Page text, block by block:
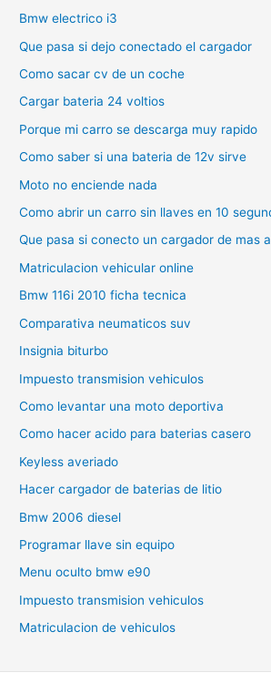
Bmw electrico i3
Que pasa si dejo conectado el cargador
Como sacar cv de un coche
Cargar bateria 24 voltios
Porque mi carro se descarga muy rapido
Como saber si una bateria de 12v sirve
Moto no enciende nada
Como abrir un carro sin llaves en 10
Que pasa si conecto un cargador de mas
Matriculacion vehicular online
Bmw 116i 2010 ficha tecnica
Comparativa neumaticos suv
Insignia biturbo
Impuesto transmision vehiculos
Como levantar una moto deportiva
Como hacer acido para baterias casero
Keyless averiado
Hacer cargador de baterias de litio
Bmw 2006 diesel
Programar llave sin equipo
Menu oculto bmw e90
Impuesto transmision vehiculos
Matriculacion de vehiculos